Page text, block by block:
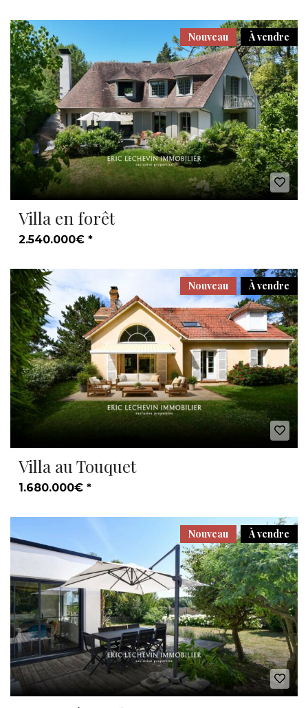
À vendre
Nouveau
Villa en forêt
2.540.000€ *
À vendre
Nouveau
Villa au Touquet
1.680.000€ *
À vendre
Nouveau